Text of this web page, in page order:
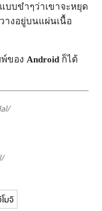
บบขำๆว่าเขาจะหยุด
างอยู่บนแผ่นเนื้อ
ของ Android ก็ได้
มจิ